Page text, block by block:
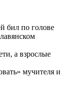
бил по голове
а взрослые
мучителя и